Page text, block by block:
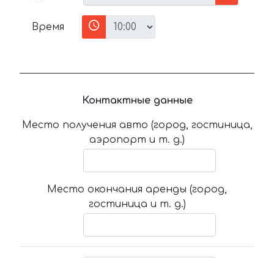
Время
Контактные данные
Место получения авто (город, гостиница,
аэропорт и т. д.)
Место окончания аренды (город,
гостиница и т. д.)